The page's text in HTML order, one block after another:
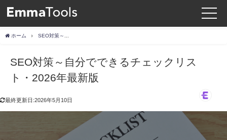
ホーム
SEO対策～自分でできるチェックリス
ト・2026年最新版
最終更新日:2026年5月10日